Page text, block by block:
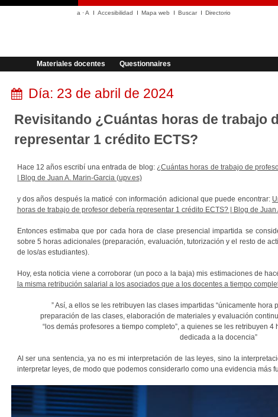
a ·A Accesibilidad Mapa web Buscar Directorio
Materiales docentes Questionnaires
Día: 23 de abril de 2024
Revisitando ¿Cuántas horas de trabajo
representar 1 crédito ECTS?
Hace 12 años escribí una entrada de blog: ¿Cuántas horas de trabajo de
| Blog de Juan A. Marin-Garcia (upv.es)
y dos años después la maticé con información adicional que puede encontrar:
horas de trabajo de profesor debería representar 1 crédito ECTS? | Blog de Juan
Entonces estimaba que por cada hora de clase presencial impartida se
sobre 5 horas adicionales (preparación, evaluación, tutorización y el resto de
de los/as estudiantes).
Hoy, esta noticia viene a corroborar (un poco a la baja) mis estimaciones de
la misma retribución salarial a los asociados que a los docentes a tiempo
” Así, a ellos se les retribuyen las clases impartidas “únicamente hora
preparación de las clases, elaboración de materiales y evaluación
“los demás profesores a tiempo completo”, a quienes se les retribuyen
dedicada a la docencia”
Al ser una sentencia, ya no es mi interpretación de las leyes, sino la
interpretar leyes, de modo que podemos considerarlo como una evidencia más